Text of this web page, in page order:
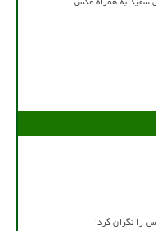
را نگران کرد!